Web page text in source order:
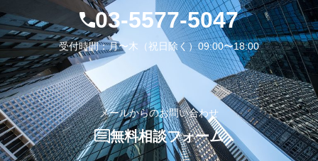
03-5577-5047
受付時間：月〜木（祝日除く）09:00〜18:00
メールからのお問い合わせ
無料相談フォーム